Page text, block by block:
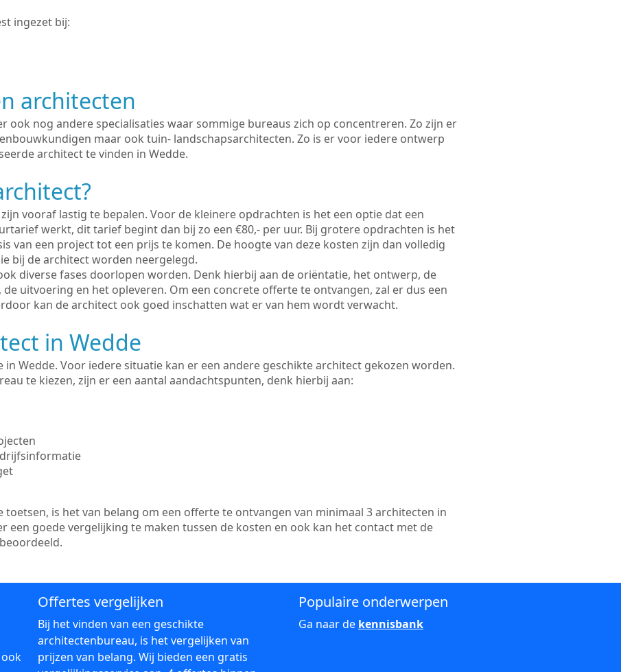
ingezet bij:
architecten
ook nog andere specialisaties waar sommige bureaus zich op concentreren. Zo zijn er
maar ook tuin- landschapsarchitecten. Zo is er voor iedere ontwerp
architect te vinden in Wedde.
vooraf lastig te bepalen. Voor de kleinere opdrachten is het een optie dat een
werkt, dit tarief begint dan bij zo een €80,- per uur. Bij grotere opdrachten is het
van een project tot een prijs te komen. De hoogte van deze kosten zijn dan volledig
bij de architect worden neergelegd.
diverse fases doorlopen worden. Denk hierbij aan de oriëntatie, het ontwerp, de
uitvoering en het opleveren. Om een concrete offerte te ontvangen, zal er dus een
kan de architect ook goed inschatten wat er van hem wordt verwacht.
in Wedde
in Wedde. Voor iedere situatie kan er een andere geschikte architect gekozen worden.
te kiezen, zijn er een aantal aandachtspunten, denk hierbij aan:
toetsen, is het van belang om een offerte te ontvangen van minimaal 3 architecten in
een goede vergelijking te maken tussen de kosten en ook kan het contact met de
Offertes vergelijken
Bij het vinden van een geschikte
architectenbureau, is het vergelijken van
prijzen van belang. Wij bieden een gratis
Populaire onderwerpen
Ga naar de kennisbank